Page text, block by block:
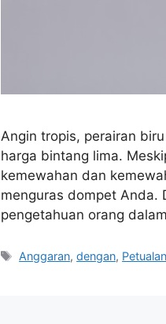
Angin tropis, perairan
harga bintang lima.
kemewahan dan
menguras dompet Anda.
pengetahuan orang
Tags
Anggaran,dengan,